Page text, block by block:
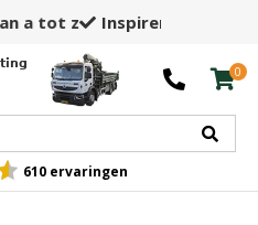
winkel en opslag
0
610 ervaringen